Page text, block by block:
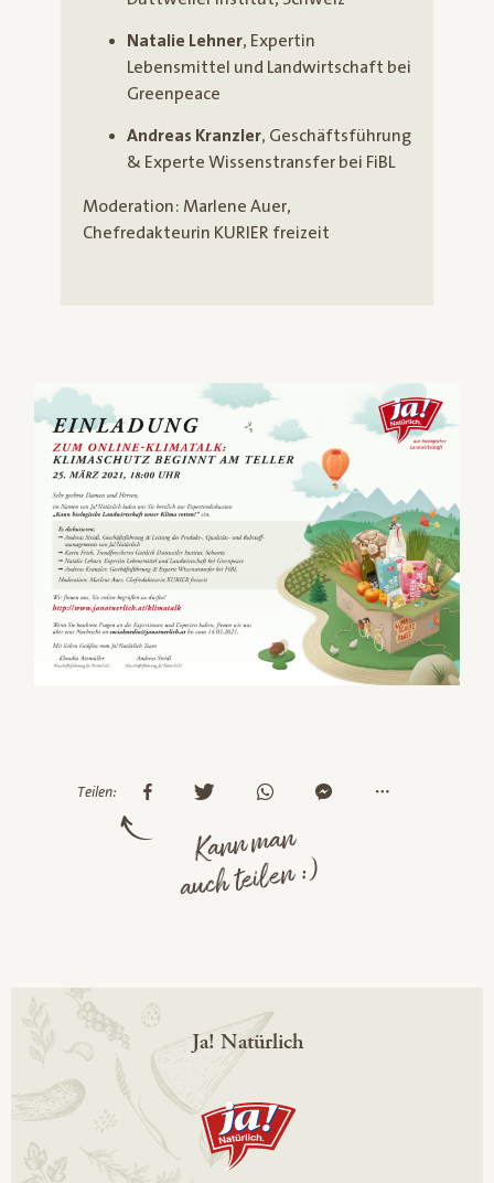
Natalie Lehner, Expertin
Lebensmittel und Landwirtschaft bei
Greenpeace
Andreas Kranzler, Geschäftsführung
& Experte Wissenstransfer bei FiBL
Moderation: Marlene Auer,
Chefredakteurin KURIER freizeit
Teilen:
Kann man
auch teilen :)
Ja! Natürlich